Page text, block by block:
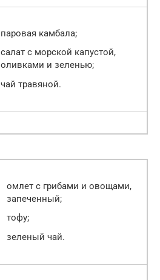
паровая камбала;
салат с морской капустой,
оливками и зеленью;
чай травяной.
омлет с грибами и овощами,
запеченный;
тофу;
зеленый чай.